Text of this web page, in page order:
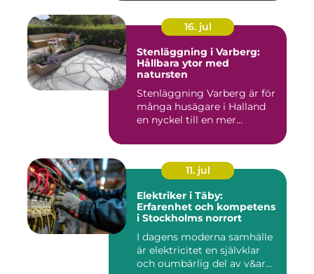
16. jul
Stenläggning i Varberg:
Hållbara ytor med
natursten
Stenläggning Varberg är för
många husägare i Halland
en nyckel till en mer...
11. jul
Elektriker i Täby:
Erfarenhet och kompetens
i Stockholms norrort
I dagens moderna samhälle
är elektricitet en självklar
och oumbärlig del av v&ar...